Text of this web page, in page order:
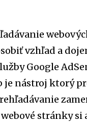
vzhľad a
Google
je nástroj ktorý
stránky